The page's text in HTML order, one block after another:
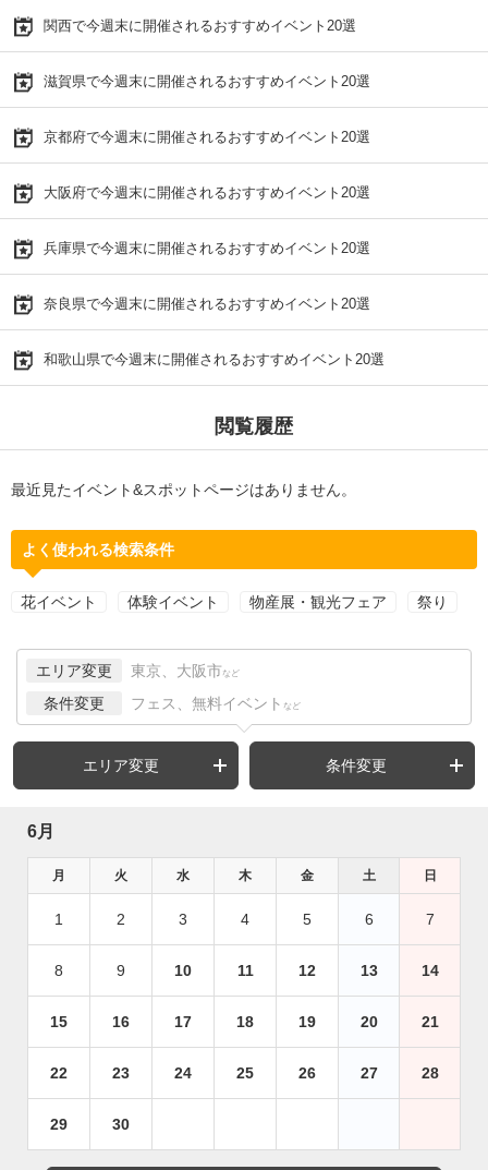
関西で今週末に開催されるおすすめイベント20選
滋賀県で今週末に開催されるおすすめイベント20選
京都府で今週末に開催されるおすすめイベント20選
大阪府で今週末に開催されるおすすめイベント20選
兵庫県で今週末に開催されるおすすめイベント20選
奈良県で今週末に開催されるおすすめイベント20選
和歌山県で今週末に開催されるおすすめイベント20選
閲覧履歴
最近見たイベント&スポットページはありません。
よく使われる検索条件
花イベント 体験イベント 物産展・観光フェア 祭り
エリア変更 東京、大阪市 など
条件変更 フェス、無料イベント など
エリア変更 条件変更
6月
月 火 水 木 金 土 日
1 2 3 4 5 6 7
8 9 10 11 12 13 14
15 16 17 18 19 20 21
22 23 24 25 26 27 28
29 30